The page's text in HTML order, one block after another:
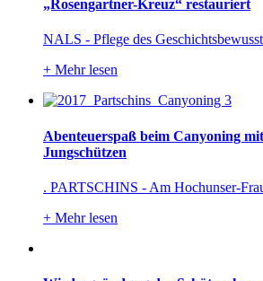
„Rosengartner-Kreuz“ restauriert
NALS - Pflege des
+ Mehr lesen
Abenteuerspaß beim Canyoning
Jungschützen
. PARTSCHINS - Am Hochunser-
+ Mehr lesen